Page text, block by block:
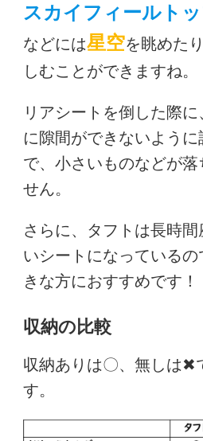
スカイフィールト
などには星空を眺めた
しむことができますね。
リアシートを倒した際
に隙間ができないよう
で、小さいものなどが落
せん。
さらに、タフトは長時間
いシートになっている
きな方におすすめです！
収納の比較
収納ありは〇、無しは✖
す。